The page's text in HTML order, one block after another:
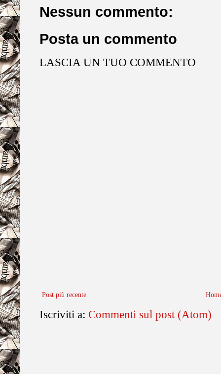
Nessun commento:
Posta un commento
LASCIA UN TUO COMMENTO
Post più recente
Iscriviti a: Commenti sul post (Atom)